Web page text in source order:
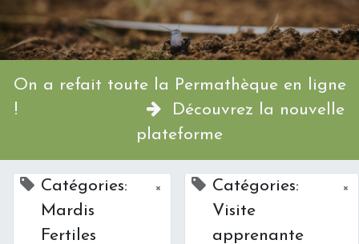
On a refait toute la Permathèque en ligne
!
Découvrez la nouvelle
plateforme
Catégories:
Mardis
Fertiles
×
Catégories:
Visite
apprenante
×